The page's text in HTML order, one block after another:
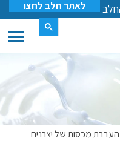
לאתר חלב לחצו
מכסות של יצרנים